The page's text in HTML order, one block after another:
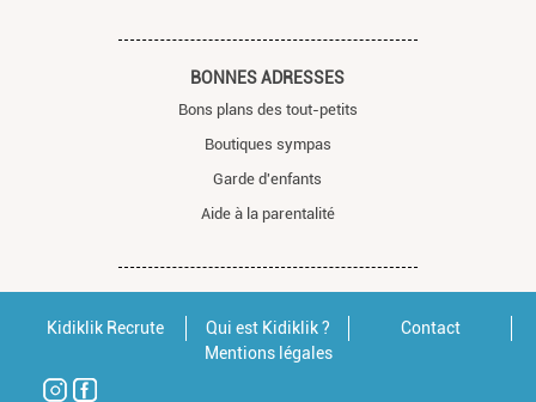
BONNES ADRESSES
Bons plans des tout-petits
Boutiques sympas
Garde d'enfants
Aide à la parentalité
Kidiklik Recrute Qui est Kidiklik ?
Contact
Mentions légales